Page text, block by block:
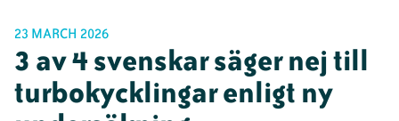
23 MARCH 2026
3 av 4 svenskar säger nej till
turbokycklingar enligt ny